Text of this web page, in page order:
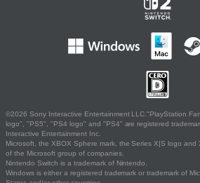
©2026 Sony Interactive Entertainment LLC."PlayStation
logo", "PS5", "PS4 logo" and "PS4" are registered
Interactive Entertainment Inc.
Microsoft, the XBOX Sphere mark, the Series X|S logo and
of the Microsoft group of companies.
Nintendo Switch is a trademark of Nintendo.
Windows is either a registered trademark or trademark of